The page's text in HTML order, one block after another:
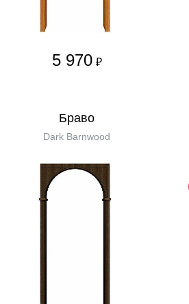
5 970 ₽
Бравo
Dark Barnwood